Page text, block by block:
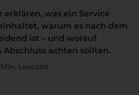
erklären, was ein Service
warum es nach dem
ist – und worauf
achten sollten.
Lesezeit